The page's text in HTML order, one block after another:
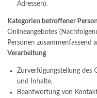
Adressen).
Kategorien betroffener
Onlineangebotes
Personen zusammenfassend
Verarbeitung
Zurverfügungstellung des
und Inhalte.
Beantwortung von